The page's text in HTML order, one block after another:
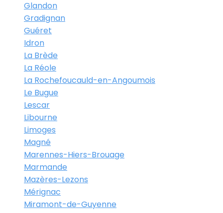
Glandon
Gradignan
Guéret
Idron
La Brède
La Réole
La Rochefoucauld-en-Angoumois
Le Bugue
Lescar
Libourne
Limoges
Magné
Marennes-Hiers-Brouage
Marmande
Mazères-Lezons
Mérignac
Miramont-de-Guyenne